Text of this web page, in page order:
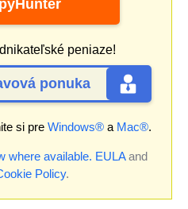
peniaze!
ponuka
si pre Windows®a Mac®.
where available. EULAand
Policy.